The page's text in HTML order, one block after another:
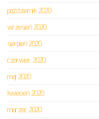
październik 2020
wrzesień 2020
sierpień 2020
czerwiec 2020
maj 2020
kwiecień 2020
marzec 2020